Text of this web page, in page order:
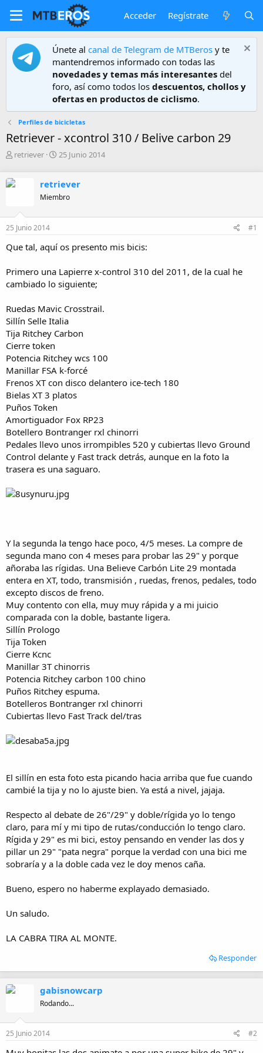
Acceder Regístrate
Únete al canal de Telegram de MTBeros y te
mantendremos informado con todas las
novedades y temas más interesantes del
foro, así como todos los descuentos, chollos y
ofertas en productos de ciclismo.
Perfiles de bicicletas
Retriever - xcontrol 310 / Belive carbon 29
A
o
retriever
F
h
a
e
i
o
25 Junio 2014
retriever
Miembro
25 Junio 2014 #1
Que tal, aquí os presento mis bicis:
Primero una Lapierre x-control 310 del 2011, de la cual he
cambiado lo siguiente;
Ruedas Mavic Crosstrail.
Sillín Selle Italia
Tija Ritchey Carbon
Cierre token
Potencia Ritchey wcs 100
Manillar FSA k-forcé
Frenos XT con disco delantero ice-tech 180
Bielas XT 3 platos
Puños Token
Amortiguador Fox RP23
Botellero Bontranger rxl chinorri
Pedales llevo unos irrompibles 520 y cubiertas llevo Ground
Control delante y Fast track detrás, aunque en la foto la
trasera es una saguaro.
Y la segunda la tengo hace poco, 4/5 meses. La compre de
segunda mano con 4 meses para probar las 29" y porque
añoraba las rígidas. Una Believe Carbón Lite 29 montada
entera en XT, todo, transmisión , ruedas, frenos, pedales, todo
excepto discos de freno.
Muy contento con ella, muy muy rápida y a mi juicio
comparada con la doble, bastante ligera.
Sillín Prologo
Tija Token
Cierre Kcnc
Manillar 3T chinorris
Potencia Ritchey carbon 100 chino
Puños Ritchey espuma.
Botelleros Bontranger rxl chinorri
Cubiertas llevo Fast Track del/tras
El sillín en esta foto esta picando hacia arriba que fue cuando
cambié la tija y no lo ajuste bien. Ya está a nivel, jajaja.
Respecto al debate de 26"/29" y doble/rígida yo lo tengo
claro, para mí y mi tipo de rutas/conducción lo tengo claro.
Rígida y 29" es mi bici, estoy pensando en vender las dos y
pillar un 29" "pata negra" porque la verdad con una bici me
sobraría y a la doble cada vez le doy menos caña.
Bueno, espero no haberme explayado demasiado.
Un saludo.
LA CABRA TIRA AL MONTE.
Responder
gabisnowcarp
Rodando...
25 Junio 2014 #2